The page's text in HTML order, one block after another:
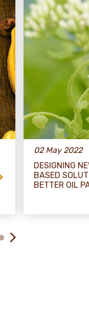
02 May 2022
DESIGNING
BASED
BETTER OIL